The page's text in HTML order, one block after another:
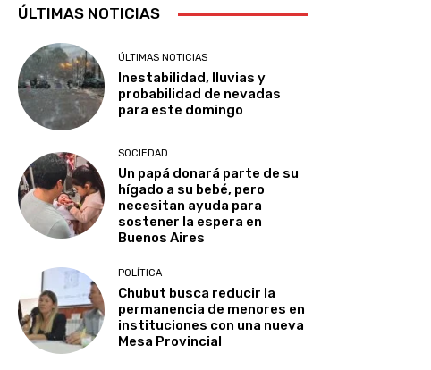
ÚLTIMAS NOTICIAS
ÚLTIMAS NOTICIAS
Inestabilidad, lluvias y
probabilidad de nevadas
para este domingo
SOCIEDAD
Un papá donará parte de su
hígado a su bebé, pero
necesitan ayuda para
sostener la espera en
Buenos Aires
POLÍTICA
Chubut busca reducir la
permanencia de menores en
instituciones con una nueva
Mesa Provincial